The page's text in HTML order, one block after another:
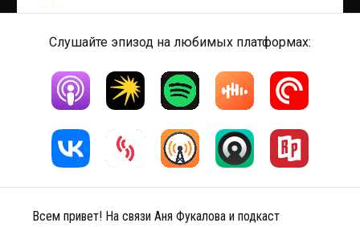
Слушайте эпизод на любимых платформах:
Всем привет! На связи Аня Фукалова и подкаст